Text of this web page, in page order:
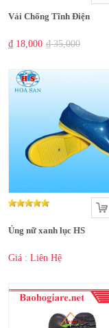
Vải Chống Tĩnh Điện
₫ 18,000 ₫ 35,000
Ủng nữ xanh lục HS
Giá : Liên Hệ